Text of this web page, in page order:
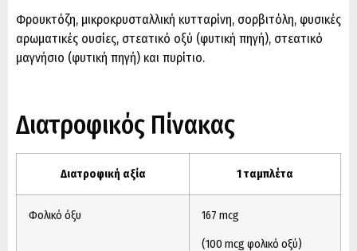
Φρουκτόζη, μικροκρυσταλλική κυτταρίνη, σορβιτόλη, φυσικές
αρωματικές ουσίες, στεατικό οξύ (φυτική πηγή), στεατικό
μαγνήσιο (φυτική πηγή) και πυρίτιο.
Διατροφικός Πίνακας
Διατροφική αξία 1 ταμπλέτα
Φολικό όξυ 167 mcg
(100 mcg φολικό οξύ)